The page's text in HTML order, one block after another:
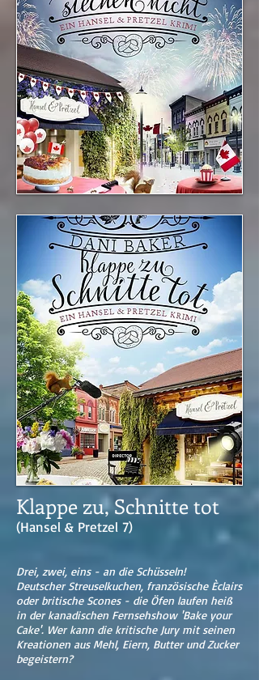
Klappe zu, Schnitte tot
(Hansel & Pretzel 7)
Drei, zwei, eins - an die Schüsseln!
Deutscher Streuselkuchen, französische Èclairs
oder britische Scones - die Öfen laufen heiß
in der kanadischen Fernsehshow 'Bake your
Cake'. Wer kann die kritische Jury mit seinen
Kreationen aus Mehl, Eiern, Butter und Zucker
begeistern?